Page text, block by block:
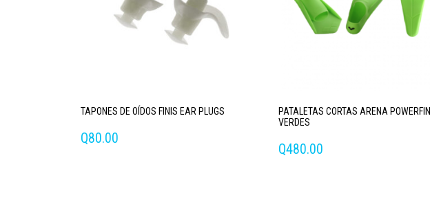
TAPONES DE OÍDOS FINIS EAR PLUGS
Q80.00
PATALETAS CORTAS ARENA POWERFIN
VERDES
Q480.00